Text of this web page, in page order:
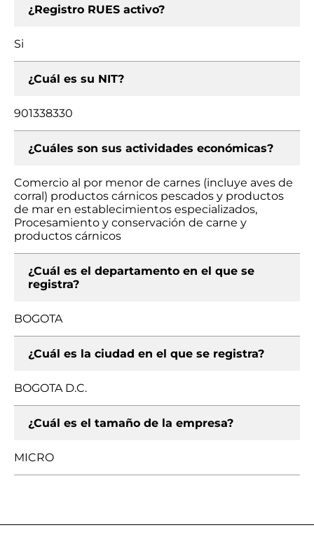
¿Registro RUES activo?
Si
¿Cuál es su NIT?
901338330
¿Cuáles son sus actividades económicas?
Comercio al por menor de carnes (incluye aves de
corral) productos cárnicos pescados y productos
de mar en establecimientos especializados,
Procesamiento y conservación de carne y
productos cárnicos
¿Cuál es el departamento en el que se
registra?
BOGOTA
¿Cuál es la ciudad en el que se registra?
BOGOTA D.C.
¿Cuál es el tamaño de la empresa?
MICRO